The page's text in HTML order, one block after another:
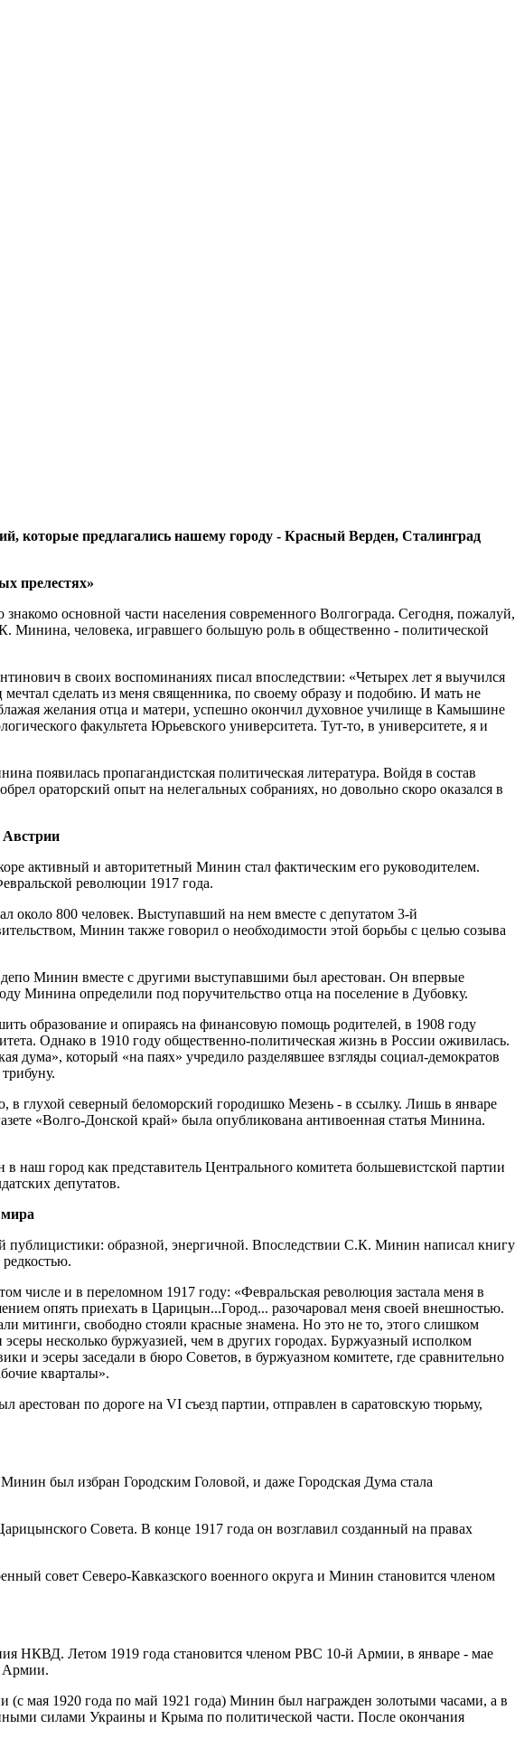
которые предла­гались нашему городу - Красный Верден, Сталинград
прелестях»
основной части населения современно­го Волгограда. Сегодня, пожа­луй,
Минина, человека, игравшего большую роль в общественно - полити­ческой
в своих воспоминаниях писал впоследствии: «Четырех лет я выучился
сделать из меня священника, по своему обра­зу и подобию. И мать не
же­лания отца и матери, успеш­но окончил духовное училище в Камышине
факультета Юрьевского университета. Тут-то, в университете, я и
появилась пропаган­дистская политическая литера­тура. Войдя в состав
ораторский опыт на нелегальных собрани­ях, но довольно скоро оказался в
Австрии
активный и авторитетный Минин стал фактическим его руководителем.
рево­люции 1917 года.
800 человек. Выступавший на нем вместе с депутатом 3-й
Минин также говорил о необходимости этой борьбы с целью созыва
де­по Минин вместе с другими выступавшими был арестован. Он впервые
Минина определили под поручительство отца на посе­ление в Дубовку.
образование и опи­раясь на финансовую помощь родителей, в 1908 году
Однако в 1910 году обще­ственно-политическая жизнь в России оживилась.
который «на паях» учредило разделяв­шее взгляды социал-демократов
в глухой северный беломорский городишко Мезень - в ссылку. Лишь в январе
«Волго-Донской край» была опубликована антиво­енная статья Минина.
город как пред­ставитель Центрального коми­тета большевистской партии
депутатов.
образной, энергич­ной. Впоследствии С.К. Минин написал книгу
числе и в переломном 1917 году: «Февральская революция застала меня в
опять приехать в Царицын...Город... разочаро­вал меня своей внешностью.
митин­ги, свободно стояли красные знамена. Но это не то, этого слишком
несколько бур­жуазией, чем в других городах. Буржуазный исполком
и эсеры заседали в бюро Советов, в буржуазном комитете, где сравни­тельно
кварталы».
арес­тован по дороге на VI съезд пар­тии, отправлен в саратовскую тюрьму,
был избран Городским Головой, и даже Городская Дума стала
Совета. В конце 1917 года он возглавил создан­ный на правах
совет Северо-Кавказского во­енного округа и Минин ста­новится членом
НКВД. Летом 1919 года стано­вится членом РВС 10-й Армии, в январе - мае
Армии.
(с мая 1920 года по май 1921 года) Минин был награжден золоты­ми часами, а в
силами Украины и Крыма по политической части. После окончания